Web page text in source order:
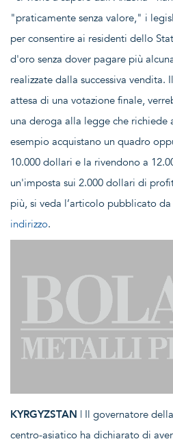
"praticamente senza valore," i
per consentire ai residenti dello
d'oro senza dover pagare più
realizzate dalla successiva
attesa di una votazione finale,
una deroga alla legge che richiede
esempio acquistano un quadro
10.000 dollari e la rivendono a
un'imposta sui 2.000 dollari di
più, si veda l’articolo pubblicato da
indirizzo.
KYRGYZSTAN | Il governatore
centro-asiatico ha dichiarato di